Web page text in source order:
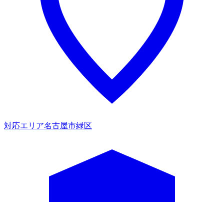
対応エリア名古屋市緑区